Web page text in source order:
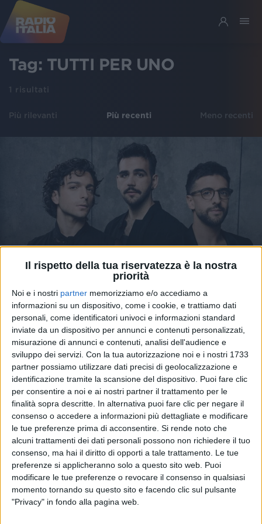
Il rispetto della tua riservatezza è la nostra
priorità
Noi e i nostri partner memorizziamo e/o accediamo a
informazioni su un dispositivo, come i cookie, e trattiamo dati
personali, come identificatori univoci e informazioni standard
inviate da un dispositivo per annunci e contenuti personalizzati,
misurazione di annunci e contenuti, analisi dell'audience e
sviluppo dei servizi. Con la tua autorizzazione noi e i nostri 1733
partner possiamo utilizzare dati precisi di geolocalizzazione e
identificazione tramite la scansione del dispositivo. Puoi fare clic
per consentire a noi e ai nostri partner il trattamento per le
finalità sopra descritte. In alternativa puoi fare clic per negare il
consenso o accedere a informazioni più dettagliate e modificare
le tue preferenze prima di acconsentire. Si rende noto che
alcuni trattamenti dei dati personali possono non richiedere il tuo
consenso, ma hai il diritto di opporti a tale trattamento. Le tue
preferenze si applicheranno solo a questo sito web. Puoi
modificare le tue preferenze o revocare il consenso in qualsiasi
momento tornando su questo sito e facendo clic sul pulsante
"Privacy" in fondo alla pagina web.
Tag: TUTTI PER UNO
1 risultati
Più rilevanti Più recenti Meno recenti
04 feb 2024
Il Volo, “Tutti per uno – Capolavoro”: 15
concerti per l’estate 2024
Dopo Sanremo, il primo album di inediti e poi il tour
nei luoghi più suggestivi d’Italia
diSimone Bernardi